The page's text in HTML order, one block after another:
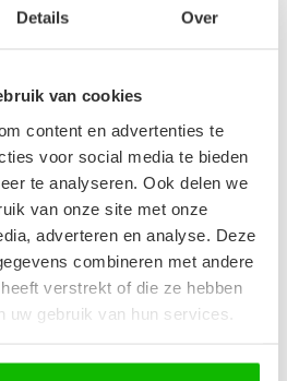
Details Over
van cookies
content en advertenties te
voor social media te bieden
te analyseren. Ook delen we
van onze site met onze
adverteren en analyse. Deze
combineren met andere
verstrekt of die ze hebben
uw gebruik van hun services.